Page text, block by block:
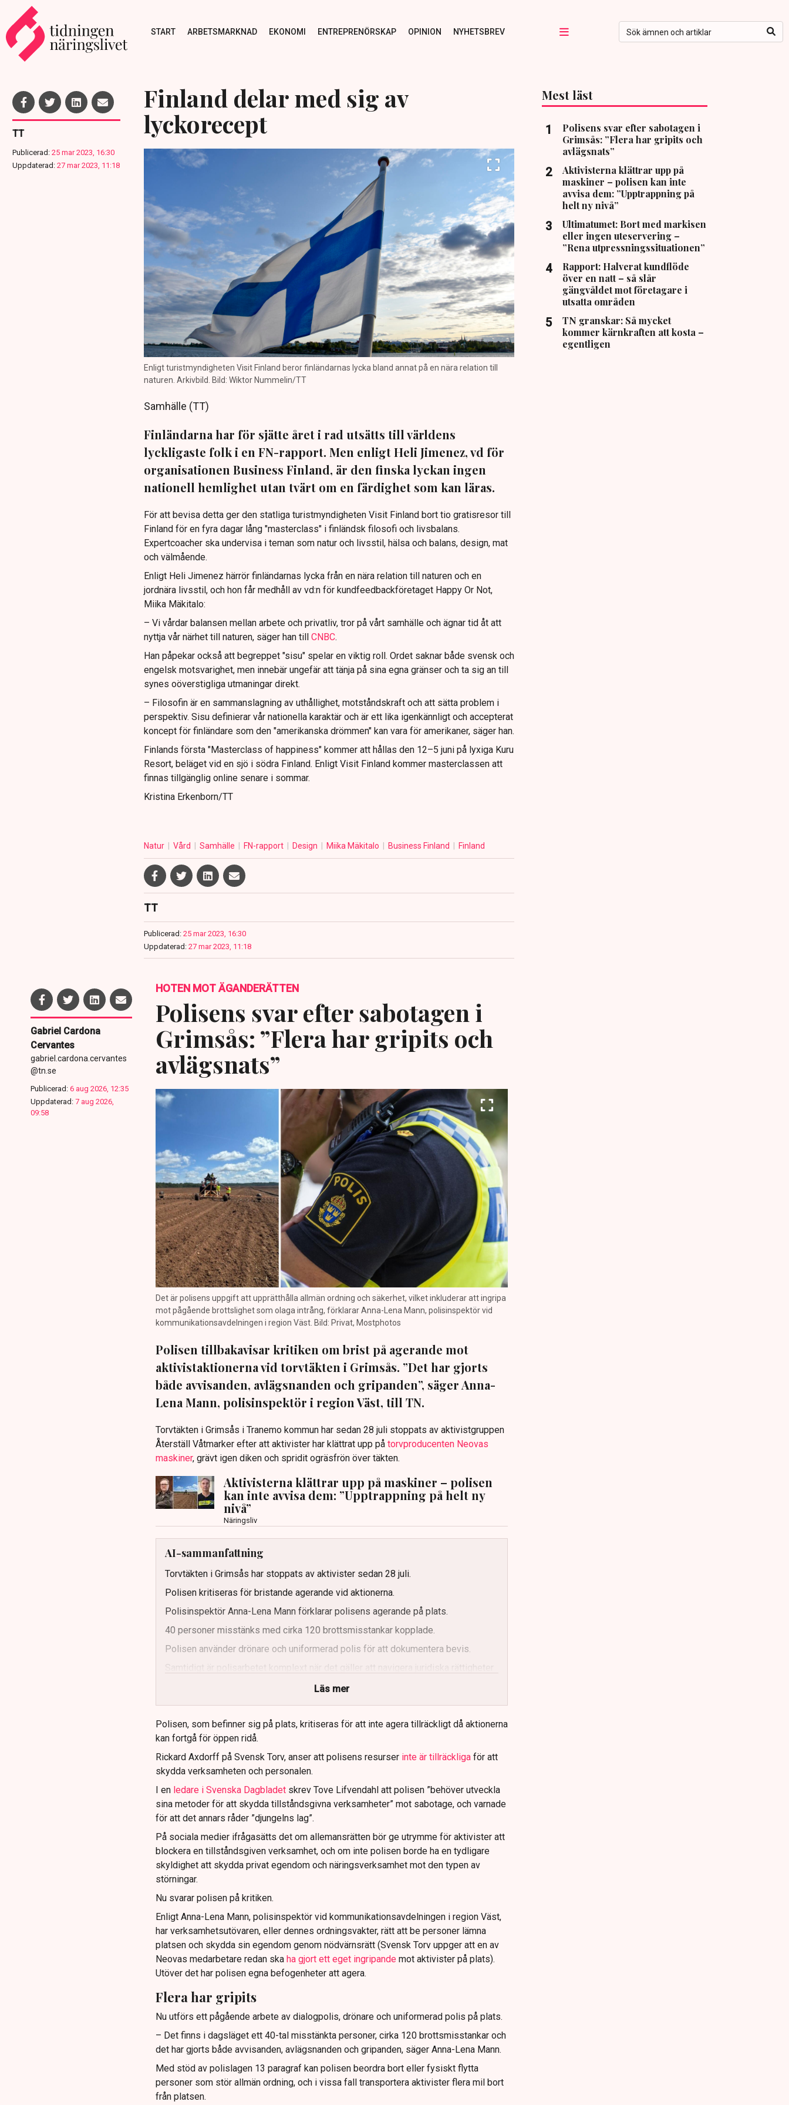
START ARBETSMARKNAD EKONOMI ENTREPRENÖRSKAP OPINION NYHETSBREV
TT
Publicerad: 25 mar 2023, 16:30
Uppdaterad: 27 mar 2023, 11:18
Finland delar med sig av
lyckorecept
Enligt turistmyndigheten Visit Finland beror finländarnas lycka bland annat på en nära relation till
naturen. Arkivbild. Bild: Wiktor Nummelin/TT
Samhälle (TT)
Finländarna har för sjätte året i rad utsätts till världens
lyckligaste folk i en FN-rapport. Men enligt Heli Jimenez, vd för
organisationen Business Finland, är den finska lyckan ingen
nationell hemlighet utan tvärt om en färdighet som kan läras.
För att bevisa detta ger den statliga turistmyndigheten Visit Finland bort tio gratisresor till
Finland för en fyra dagar lång "masterclass" i finländsk filosofi och livsbalans.
Expertcoacher ska undervisa i teman som natur och livsstil, hälsa och balans, design, mat
och välmående.
Enligt Heli Jimenez härrör finländarnas lycka från en nära relation till naturen och en
jordnära livsstil, och hon får medhåll av vd:n för kundfeedbackföretaget Happy Or Not,
Miika Mäkitalo:
– Vi vårdar balansen mellan arbete och privatliv, tror på vårt samhälle och ägnar tid åt att
nyttja vår närhet till naturen, säger han till CNBC.
Han påpekar också att begreppet "sisu" spelar en viktig roll. Ordet saknar både svensk och
engelsk motsvarighet, men innebär ungefär att tänja på sina egna gränser och ta sig an till
synes oöverstigliga utmaningar direkt.
– Filosofin är en sammanslagning av uthållighet, motståndskraft och att sätta problem i
perspektiv. Sisu definierar vår nationella karaktär och är ett lika igenkännligt och accepterat
koncept för finländare som den "amerikanska drömmen" kan vara för amerikaner, säger han.
Finlands första "Masterclass of happiness" kommer att hållas den 12–5 juni på lyxiga Kuru
Resort, beläget vid en sjö i södra Finland. Enligt Visit Finland kommer masterclassen att
finnas tillgänglig online senare i sommar.
Kristina Erkenborn/TT
Natur Vård Samhälle FN-rapport Design Miika Mäkitalo Business Finland Finland
TT
Publicerad: 25 mar 2023, 16:30
Uppdaterad: 27 mar 2023, 11:18
Mest läst
Polisens svar efter sabotagen i
Grimsås: ”Flera har gripits och
avlägsnats”
Aktivisterna klättrar upp på
maskiner – polisen kan inte
avvisa dem: ”Upptrappning på
helt ny nivå”
Ultimatumet: Bort med markisen
eller ingen uteservering –
”Rena utpressningssituationen”
Rapport: Halverat kundflöde
över en natt – så slår
gängvåldet mot företagare i
utsatta områden
TN granskar: Så mycket
kommer kärnkraften att kosta –
egentligen
Gabriel Cardona
Cervantes
gabriel.cardona.cervantes
@tn.se
Publicerad: 6 aug 2026, 12:35
Uppdaterad: 7 aug 2026,
09:58
HOTEN MOT ÄGANDERÄTTEN
Polisens svar efter sabotagen i
Grimsås: ”Flera har gripits och
avlägsnats”
Det är polisens uppgift att upprätthålla allmän ordning och säkerhet, vilket inkluderar att ingripa
mot pågående brottslighet som olaga intrång, förklarar Anna-Lena Mann, polisinspektör vid
kommunikationsavdelningen i region Väst. Bild: Privat, Mostphotos
Polisen tillbakavisar kritiken om brist på agerande mot
aktivistaktionerna vid torvtäkten i Grimsås. ”Det har gjorts
både avvisanden, avlägsnanden och gripanden”, säger Anna-
Lena Mann, polisinspektör i region Väst, till TN.
Torvtäkten i Grimsås i Tranemo kommun har sedan 28 juli stoppats av aktivistgruppen
Återställ Våtmarker efter att aktivister har klättrat upp påtorvproducenten Neovas
maskiner, grävt igen diken och spridit ogräsfrön över täkten.
Aktivisterna klättrar upp på maskiner – polisen
kan inte avvisa dem: ”Upptrappning på helt ny
nivå”
Näringsliv
AI-sammanfattning
Torvtäkten i Grimsås har stoppats av aktivister sedan 28 juli.
Polisen kritiseras för bristande agerande vid aktionerna.
Polisinspektör Anna-Lena Mann förklarar polisens agerande på plats.
40 personer misstänks med cirka 120 brottsmisstankar kopplade.
Polisen använder drönare och uniformerad polis för att dokumentera bevis.
Samtidigt är polisarbetet komplext när det gäller att navigera juridiska rättigheter
Läs mer
Polisen, som befinner sig på plats, kritiseras för att inte agera tillräckligt då aktionerna
kan fortgå för öppen ridå.
Rickard Axdorff på Svensk Torv, anser att polisens resurser inte är tillräckliga för att
skydda verksamheten och personalen.
I en ledare i Svenska Dagbladet skrev Tove Lifvendahl att polisen ”behöver utveckla
sina metoder för att skydda tillståndsgivna verksamheter” mot sabotage, och varnade
för att det annars råder ”djungelns lag”.
På sociala medier ifrågasätts det om allemansrätten bör ge utrymme för aktivister att
blockera en tillståndsgiven verksamhet, och om inte polisen borde ha en tydligare
skyldighet att skydda privat egendom och näringsverksamhet mot den typen av
störningar.
Nu svarar polisen på kritiken.
Enligt Anna-Lena Mann, polisinspektör vid kommunikationsavdelningen i region Väst,
har verksamhetsutövaren, eller dennes ordningsvakter, rätt att be personer lämna
platsen och skydda sin egendom genom nödvärnsrätt (Svensk Torv uppger att en av
Neovas medarbetare redan ska ha gjort ett eget ingripande mot aktivister på plats).
Utöver det har polisen egna befogenheter att agera.
Flera har gripits
Nu utförs ett pågående arbete av dialogpolis, drönare och uniformerad polis på plats.
– Det finns i dagsläget ett 40-tal misstänkta personer, cirka 120 brottsmisstankar och
det har gjorts både avvisanden, avlägsnanden och gripanden, säger Anna-Lena Mann.
Med stöd av polislagen 13 paragraf kan polisen beordra bort eller fysiskt flytta
personer som stör allmän ordning, och i vissa fall transportera aktivister flera mil bort
från platsen.